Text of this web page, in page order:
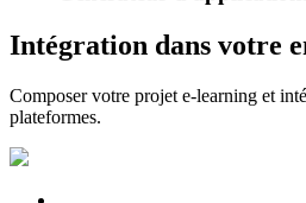
Intégration dans votre
Composer votre projet e-learning et
plateformes.